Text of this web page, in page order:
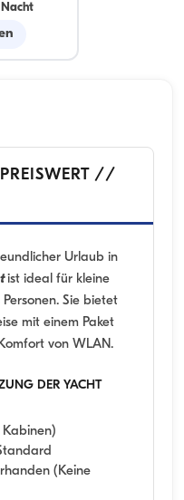
Nacht
//
Urlaub in
ist ideal für kleine
Sie bietet
mit einem Paket
von WLAN.
DER YACHT
Kabinen)
(Keine